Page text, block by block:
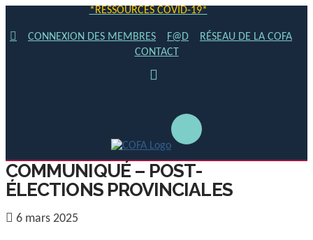
*RESSOURCES COVID-19*
CONNEXION DES MEMBRES F@D
RÉSEAU DE LA COFA
CONTACT
COMMUNIQUÉ – POST-
ÉLECTIONS PROVINCIALES
6 mars 2025